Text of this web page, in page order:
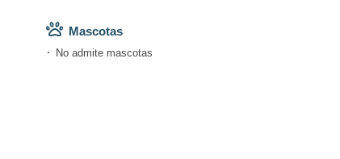
Mascotas
No admite mascotas